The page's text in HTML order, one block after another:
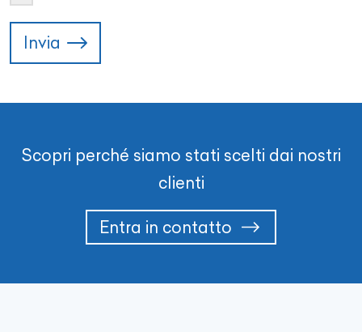
Invia
Scopri perché siamo stati scelti dai nostri
clienti
Entra in contatto